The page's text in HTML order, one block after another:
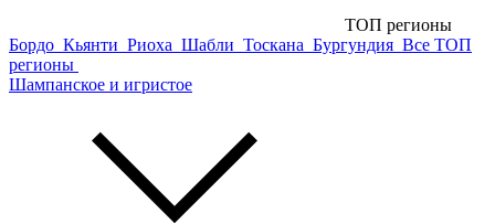
ТОП регионы
Бордо Кьянти Риоха Шабли Тоскана Бургундия Все ТОП
регионы
Шампанское и игристое